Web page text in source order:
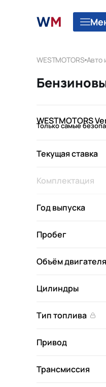
WESTMOTORS Авто
WESTMOTORS
Только самые
Текущая ставка
Комплектация
Год выпуска
Пробег
Объём двигателя
Цилиндры
Тип топлива
Привод
Трансмиссия